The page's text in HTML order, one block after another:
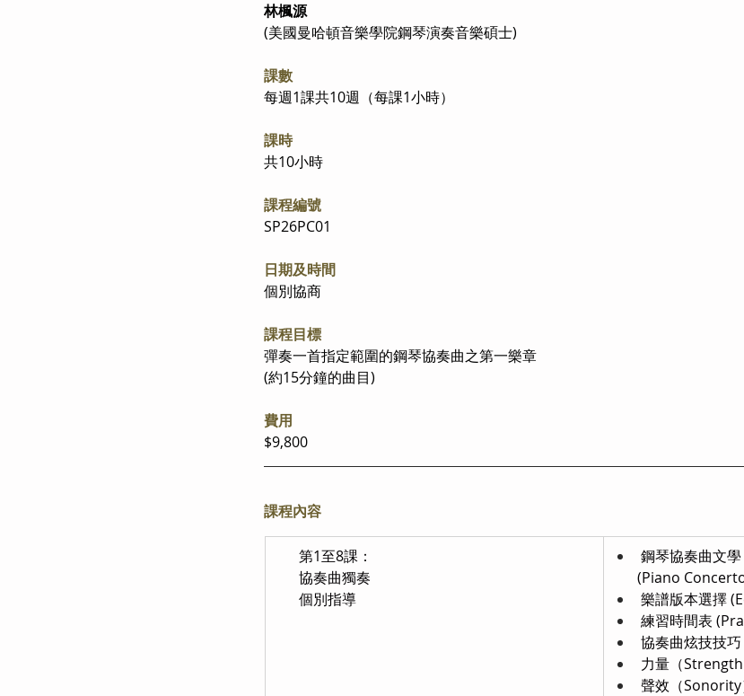
林楓源
(美國曼哈頓音樂學院鋼琴演奏音樂碩士)
課數
每週1課共10週（每課1小時）
課時
共10小時
課程編號
SP26PC01
日期及時間
個別協商
課程目標
彈奏一首指定範圍的鋼琴協奏曲之第一樂章
(約15分鐘的曲目)
費用
$9,800
課程內容
第1至8課：
協奏曲獨奏
個別指導
鋼琴協奏曲文學
(Piano
樂譜版本選擇
練習時間表
協奏曲炫技技
力量（
聲效（